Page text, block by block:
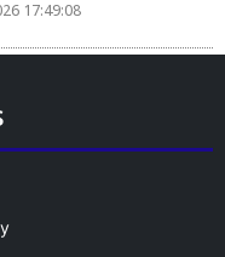
17:49:08